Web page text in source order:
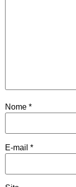
Nome *
E-mail *